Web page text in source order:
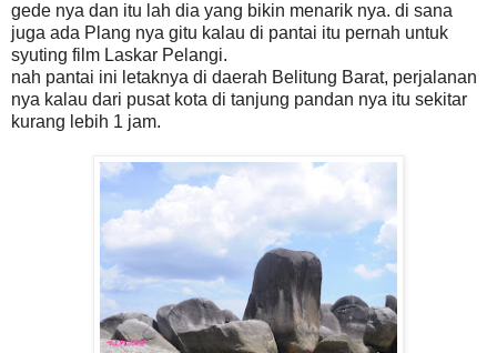
gede nya dan itu lah dia yang bikin menarik nya. di sana
juga ada Plang nya gitu kalau di pantai itu pernah untuk
syuting film Laskar Pelangi.
nah pantai ini letaknya di daerah Belitung Barat, perjalanan
nya kalau dari pusat kota di tanjung pandan nya itu sekitar
kurang lebih 1 jam.